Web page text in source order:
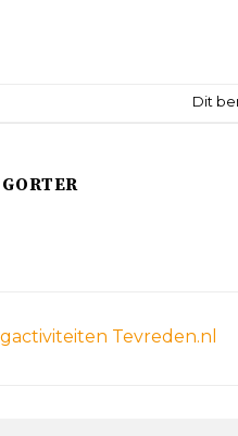
Dit
Tevreden.nl